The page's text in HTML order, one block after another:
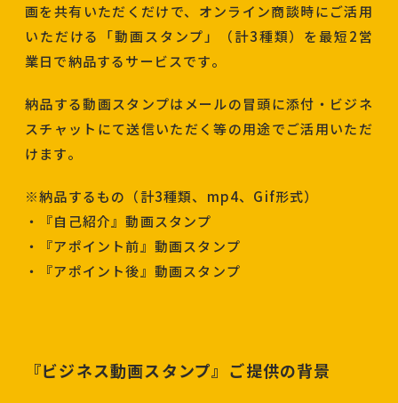
画を共有いただくだけで、オンライン商談時にご活用
いただける「動画スタンプ」（計3種類）を最短2営
業日で納品するサービスです。
納品する動画スタンプはメールの冒頭に添付・ビジネ
スチャットにて送信いただく等の用途でご活用いただ
けます。
※納品するもの（計3種類、mp4、Gif形式）
・『自己紹介』動画スタンプ
・『アポイント前』動画スタンプ
・『アポイント後』動画スタンプ
『ビジネス動画スタンプ』ご提供の背景